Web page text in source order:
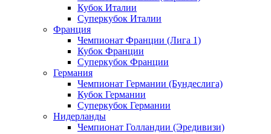
Кубок Италии
Суперкубок Италии
Франция
Чемпионат Франции (Лига 1)
Кубок Франции
Суперкубок Франции
Германия
Чемпионат Германии (Бундеслига)
Кубок Германии
Суперкубок Германии
Нидерланды
Чемпионат Голландии (Эредивизи)